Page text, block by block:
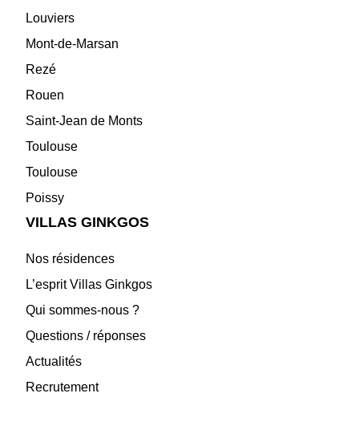
Louviers
Mont-de-Marsan
Rezé
Rouen
Saint-Jean de Monts
Toulouse
Toulouse
Poissy
VILLAS GINKGOS
Nos résidences
L’esprit Villas Ginkgos
Qui sommes-nous ?
Questions / réponses
Actualités
Recrutement